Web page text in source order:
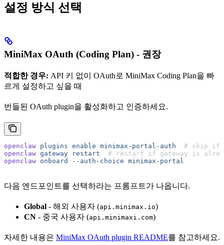
설정 방식 선택
MiniMax OAuth (Coding Plan) - 권장
적합한 경우: API 키 없이 OAuth로 MiniMax Coding Plan을 빠
르게 설정하고 싶을 때
번들된 OAuth plugin을 활성화하고 인증하세요.
openclaw plugins enable minimax-portal-auth
# skip if
openclaw gateway restart
# restart if gateway is
openclaw onboard --auth-choice minimax-portal
다음 엔드포인트를 선택하라는 프롬프트가 나옵니다.
Global - 해외 사용자 (api.minimax.io)
CN - 중국 사용자 (api.minimaxi.com)
자세한 내용은 MiniMax OAuth plugin README를 참고하세요.